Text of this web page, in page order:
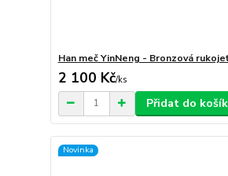
Han meč YinNeng - Bronzová
2 100 Kč/ks
Přidat do
Novinka